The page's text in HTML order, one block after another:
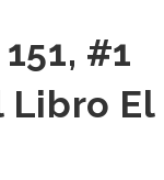
#1
Libro El